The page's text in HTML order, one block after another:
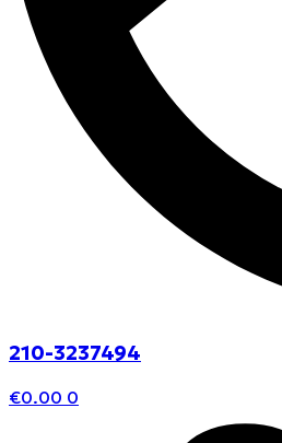
210-3237494
€0.00 0